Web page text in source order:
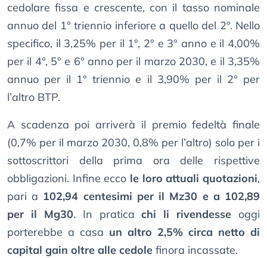
cedolare fissa e crescente, con il tasso nominale
annuo del 1° triennio inferiore a quello del 2°. Nello
specifico, il 3,25% per il 1°, 2° e 3° anno e il 4,00%
per il 4°, 5° e 6° anno per il marzo 2030, e il 3,35%
annuo per il 1° triennio e il 3,90% per il 2° per
l’altro BTP.
A scadenza poi arriverà il premio fedeltà finale
(0,7% per il marzo 2030, 0,8% per l’altro) solo per i
sottoscrittori della prima ora delle rispettive
obbligazioni. Infine ecco le loro attuali quotazioni,
pari a 102,94 centesimi per il Mz30 e a 102,89
per il Mg30. In praticachi li rivendesse oggi
porterebbe a casa un altro 2,5% circa netto di
capital gain oltre alle cedole finora incassate.